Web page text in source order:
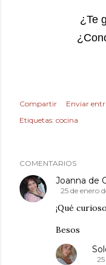
¿Te
Compartir
Enviar
Etiquetas: cocina
COMENTARIOS
Joanna de
25 de enero
¡Qué
Besos